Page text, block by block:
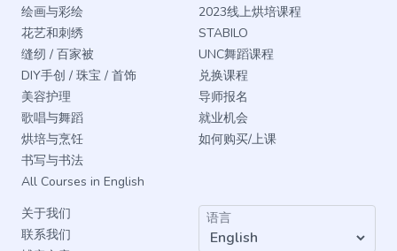
绘画与彩绘
花艺和刺绣
缝纫 / 百家被
DIY手创 / 珠宝 / 首饰
美容护理
歌唱与舞蹈
烘培与烹饪
书写与书法
All Courses in English
2023线上烘培课程
STABILO
UNC舞蹈课程
兑换课程
导师报名
就业机会
如何购买/上课
关于我们
联系我们
语言